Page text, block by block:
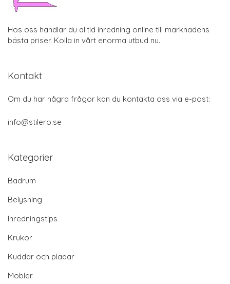
Hos oss handlar du alltid inredning online till marknadens
bästa priser. Kolla in vårt enorma utbud nu.
Kontakt
Om du har några frågor kan du kontakta oss via e-post:
info@stilero.se
Kategorier
Badrum
Belysning
Inredningstips
Krukor
Kuddar och plädar
Möbler